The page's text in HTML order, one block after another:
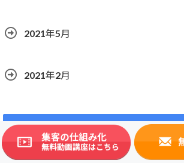
2021年5月
2021年2月
カテゴリー